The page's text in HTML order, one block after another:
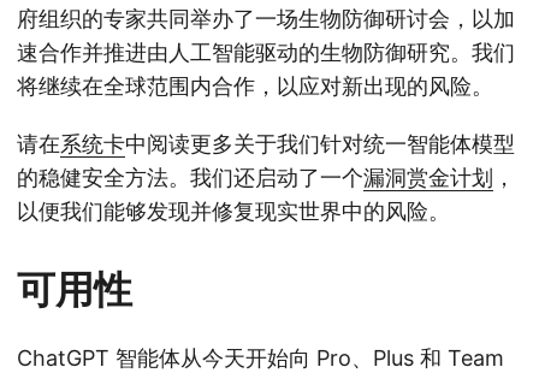
府组织的专家共同举办了一场生物防御研讨会，以加
速合作并推进由人工智能驱动的生物防御研究。我们
将继续在全球范围内合作，以应对新出现的风险。
请在系统卡中阅读更多关于我们针对统一智能体模型
的稳健安全方法。我们还启动了一个漏洞赏金计划 ，
以便我们能够发现并修复现实世界中的风险。
可用性
ChatGPT 智能体从今天开始向 Pro、Plus 和 Team